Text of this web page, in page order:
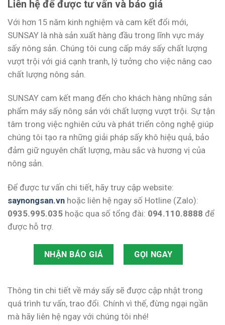
Liên hệ để được tư vấn và báo giá
Với hơn 15 năm kinh nghiệm và cam kết đổi mới,
SUNSAY là nhà sản xuất hàng đầu trong lĩnh vực máy
sấy nông sản. Chúng tôi cung cấp máy sấy chất lượng
vượt trội với giá cạnh tranh, lý tưởng cho việc nâng cao
chất lượng nông sản.
SUNSAY cam kết mang đến cho khách hàng những sản
phẩm máy sấy nông sản với chất lượng vượt trội. Sự tận
tâm trong việc nghiên cứu và phát triển công nghệ giúp
chúng tôi tạo ra những giải pháp sấy khô hiệu quả, bảo
đảm giữ nguyên chất lượng, màu sắc và hương vị của
nông sản.
Để được tư vấn chi tiết, hãy truy cập website:
saynongsan.vn hoặc liên hệ ngay số Hotline (Zalo):
0935.995.035 hoặc qua số tổng đài: 094.110.8888 để
được hỗ trợ.
NHẬN BÁO GIÁ GỌI NGAY
Thông tin chi tiết về máy sấy sẽ được cập nhật trong
quá trình tư vấn, trao đổi. Chính vì thế, đừng ngại ngần
mà hãy liên hệ ngay với chúng tôi nhé!